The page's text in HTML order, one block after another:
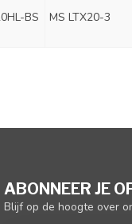
BS MS LTX20-3
ABONNEER JE
Blijf op de hoogte over